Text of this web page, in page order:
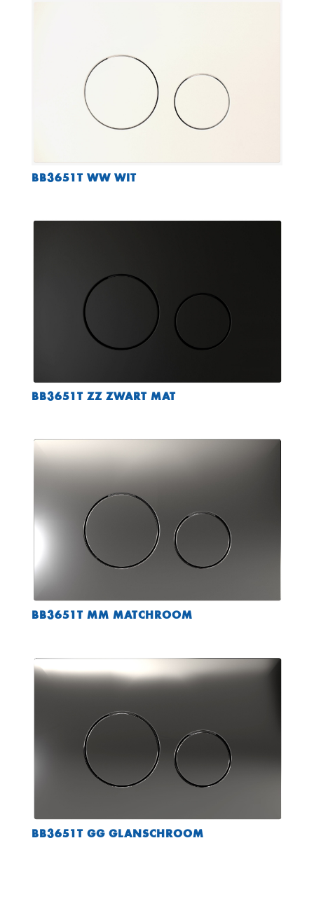
BB3651T WW WIT
BB3651T ZZ ZWART MAT
BB3651T MM MATCHROOM
BB3651T GG GLANSCHROOM